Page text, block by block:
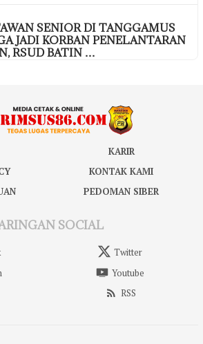
SENIOR DI TANGGAMUS
JADI KORBAN PENELANTARAN
RSUD BATIN …
KARIR
KONTAK KAMI
PEDOMAN SIBER
SOCIAL
Twitter
Youtube
RSS